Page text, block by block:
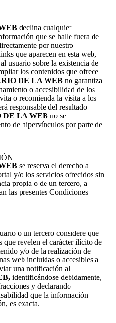
declina cualquier
que se halle fuera de
por nuestro
que aparecen en esta web,
usuario sobre la existencia de
los contenidos que ofrece
DE LA WEB no garantiza
o accesibilidad de los
o recomienda la visita a los
responsable del resultado
DE LA WEB no se
de hipervínculos por parte de
se reserva el derecho a
y/o los servicios ofrecidos sin
propia o de un tercero, a
las presentes Condiciones
o un tercero considere que
que revelen el carácter ilícito de
y/o de la realización de
web incluidas o accesibles a
una notificación al
identificándose debidamente,
y declarando
que la información
es exacta.